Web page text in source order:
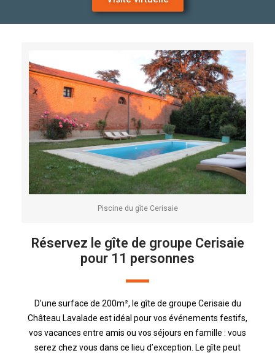
Réservez le gîte de groupe Cerisaie
pour 11 personnes
D’une surface de 200m², le gîte de groupe Cerisaie du
Château Lavalade est idéal pour vos événements festifs,
vos vacances entre amis ou vos séjours en famille : vous
serez chez vous dans ce lieu d’exception. Le gîte peut
Piscine du gîte Cerisaie